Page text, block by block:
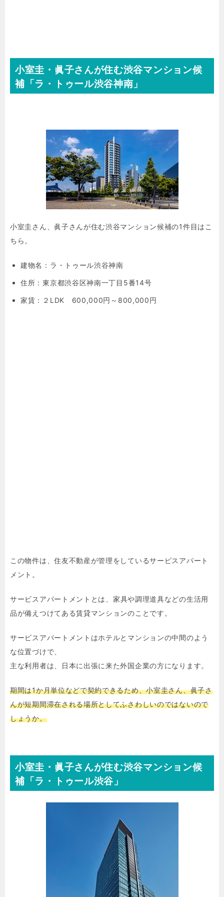
小室圭・眞子さんが住む渋谷マンション候
補「ラ・トゥール渋谷神南」
小室圭さん、眞子さんが住む渋谷マンション候補の1件目はこ
ちら。
建物名： ラ・トゥール渋谷神南
住所：東京都渋谷区神南一丁目5番14号
家賃：２LDK 600,000円～800,000円
この物件は、住友不動産が管理をしているサービスアパート
メント。
サービスアパートメントとは、 家具や調理道具などの生活用
品が備えつけてある賃貸マンションのことです。
サービスアパートメントはホテルとマンションの中間のよう
な位置づけで、
主な利用者は、日本に出張に来た外国企業の方になります。
期間は1か月単位などで契約できるため、小室圭さん、眞子さ
んが短期間滞在される場所としてふさわしいのではないので
しょうか。
小室圭・眞子さんが住む渋谷マンション候
補「ラ・トゥール渋谷 」